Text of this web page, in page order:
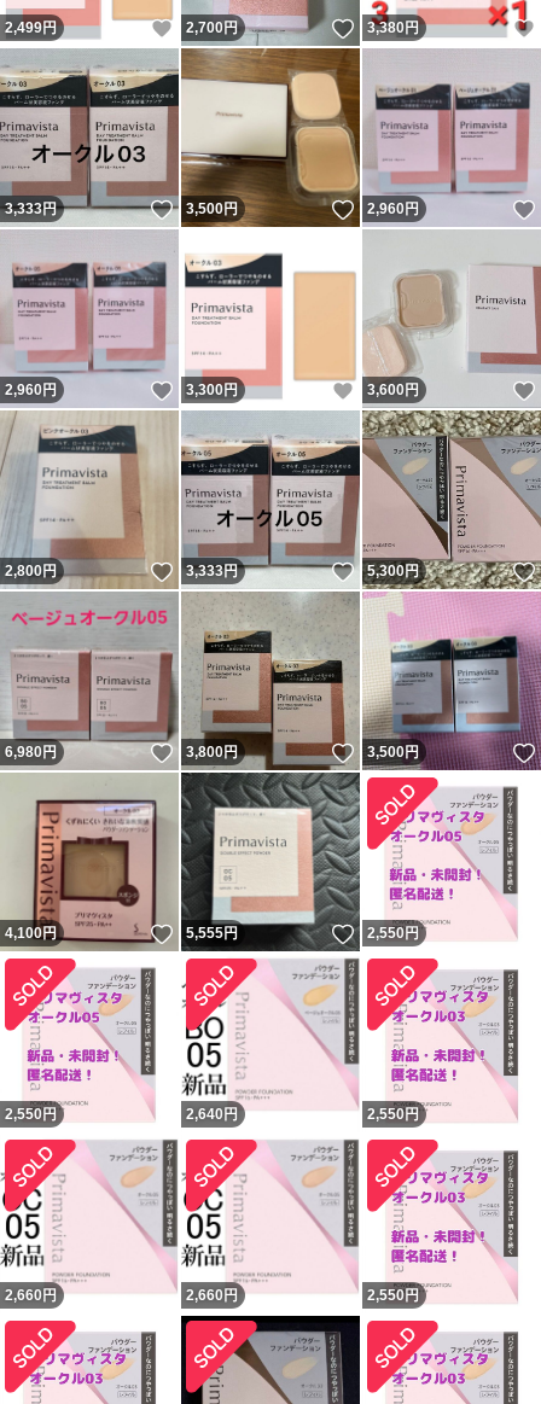
2,499円 いいね！
2,700円 いいね！
3,380円
3,333円 いいね！
3,500円 いいね！
2,960円
2,960円 いいね！
3,300円 いいね！
3,600円
2,800円 いいね！
3,333円 いいね！
5,300円
6,980円 いいね！
3,800円 いいね！
3,500円
4,100円 いいね！
5,555円 いいね！
2,550円
2,550円 2,640 円 2,550円
2,660 円 2,660 円 2,550円